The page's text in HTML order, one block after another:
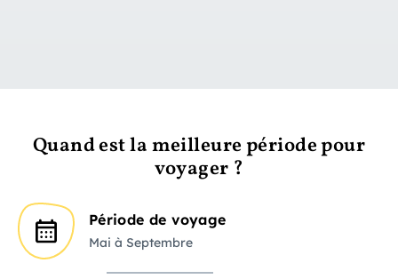
Quand est la meilleure période pour
voyager ?
Période de voyage
Mai à Septembre